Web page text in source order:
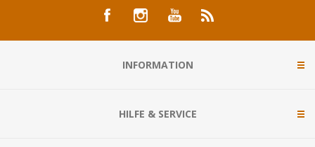
INFORMATION
HILFE & SERVICE